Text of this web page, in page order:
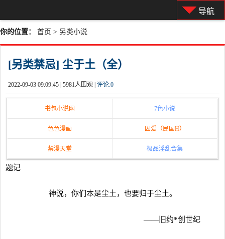
导航
你的位置： 首页 > 另类小说
[另类禁忌] 尘于土（全）
2022-09-03 09:09:45 | 5981人围观 | 评论:0
书包小说网 7色小说
色色漫画 囚爱（民国H）
禁漫天堂 极品淫乱合集
题记
神说，你们本是尘土，也要归于尘土。
——旧约*创世纪